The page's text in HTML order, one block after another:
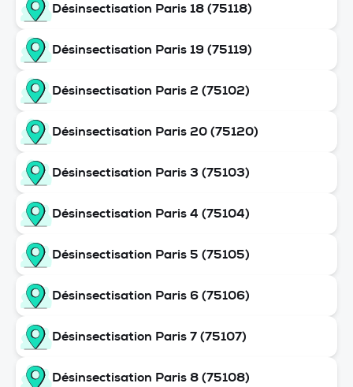
Désinsectisation Paris 18 (75118)
Désinsectisation Paris 19 (75119)
Désinsectisation Paris 2 (75102)
Désinsectisation Paris 20 (75120)
Désinsectisation Paris 3 (75103)
Désinsectisation Paris 4 (75104)
Désinsectisation Paris 5 (75105)
Désinsectisation Paris 6 (75106)
Désinsectisation Paris 7 (75107)
Désinsectisation Paris 8 (75108)